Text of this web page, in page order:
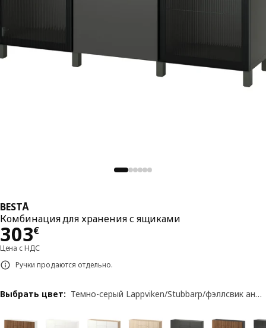
BESTÅ
Комбинация для хранения с ящиками
303€
Цена 303€
Цена с НДС
Ручки продаются отдельно.
Выбрать цвет: Темно-серый Lappviken/Stubbarp/фэллсвик антрацит